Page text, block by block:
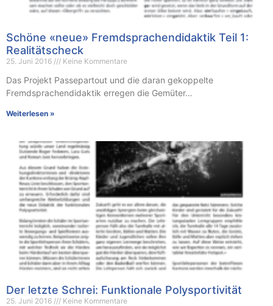
Schöne «neue» Fremdsprachendidaktik Teil 1:
Realitätscheck
25. Juni 2016 Keine Kommentare
Das Projekt Passepartout und die daran gekoppelte
Fremdsprachendidaktik erregen die Gemüter…
Weiterlesen »
Der letzte Schrei: Funktionale Polysportivität
25. Juni 2016 Keine Kommentare